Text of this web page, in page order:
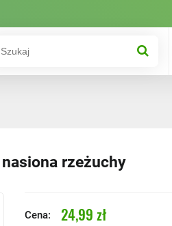
rzeżuchy
Cena: 24,99 zł